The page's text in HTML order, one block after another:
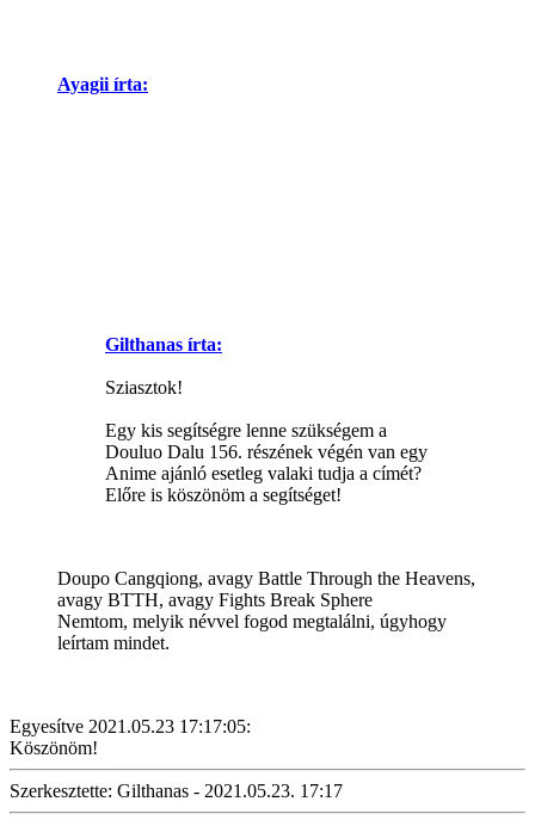
Ayagii írta:
Gilthanas írta:
Sziasztok!
Egy kis segítségre lenne szükségem a
Douluo Dalu 156. részének végén van egy
Anime ajánló esetleg valaki tudja a címét?
Előre is köszönöm a segítséget!
Doupo Cangqiong, avagy Battle Through the Heavens,
avagy BTTH, avagy Fights Break Sphere
Nemtom, melyik névvel fogod megtalálni, úgyhogy
leírtam mindet.
Egyesítve 2021.05.23 17:17:05:
Köszönöm!
Szerkesztette: Gilthanas - 2021.05.23. 17:17